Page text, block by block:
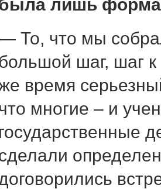
лишь
То, что мы
шаг, шаг
время
многие – и
государственные